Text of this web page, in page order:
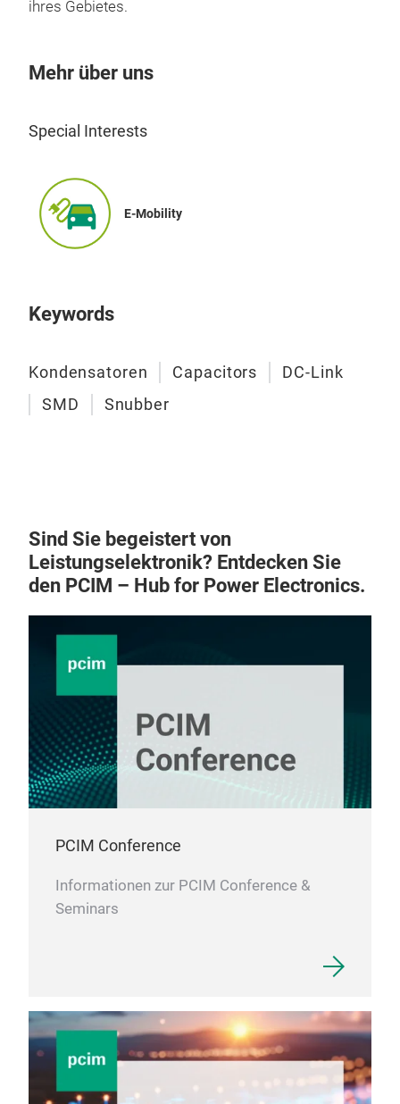
ihres Gebietes.
Mehr über uns
Special Interests
E-Mobility
Keywords
Kondensatoren Capacitors
DC-Link
SMD
Snubber
Sind Sie begeistert von
Leistungselektronik? Entdecken Sie
den PCIM – Hub for Power Electronics.
PCIM Conference
Informationen zur PCIM Conference &
Seminars